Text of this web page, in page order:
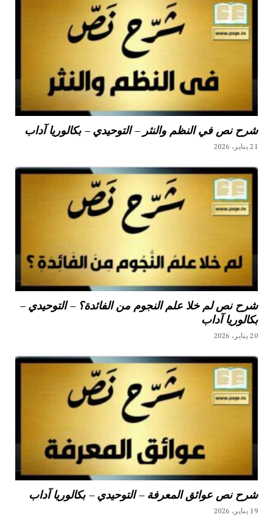
شرح نص في النظم والنثر – التوحيدي – بكالوريا آداب
21 يناير، 2026
شرح نص لم خلا علم النجوم من الفائدة؟ – التوحيدي –
بكالوريا آداب
20 يناير، 2026
شرح نص عوائق المعرفة – التوحيدي – بكالوريا آداب
19 يناير، 2026